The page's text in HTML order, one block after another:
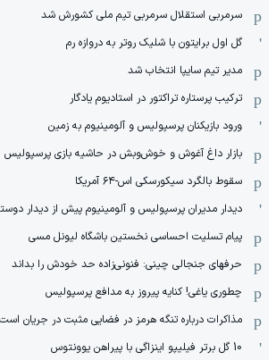
سرمربی استقلال سرمربی تیم ملی کشورش شد
گل اول برایتون با شلیک روتر به دروازه رم
مدیر تیم سایپا انتخاب شد
ترکیب پرستاره تراکتور در استادیوم یادگار
ورود بازیکنان پرسپولیس و آلومینیوم به زمین
بازار داغ آغوش و خوش‌و‌بش در حاشیه بازی پرسپولیس
سقوط بالگرد سیکورسکی اس-۶۴ آمریکا
دیدار مدیران پرسپولیس و آلومینیوم پیش از دیدار
پیام تسلیت احساسی نخستین باشگاه لیونل مسی
حرفهای جنجالی چینی: فنونی‌زاده حد خودش را بداند
چطوری یاغی! کنایه پیروز به مدافع پرسپولیس
مذاکرات درباره تنگه هرمز در فضایی مثبت در جریان است
10 گل برتر فیلیپو اینزاگی با پیراهن یوونتوس